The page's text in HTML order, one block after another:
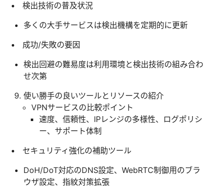
検出技術の普及状況
多くの大手サービスは検出機構を定期的に更新
成功/失敗の要因
検出回避の難易度は利用環境と検出技術の組み合わ
せ次第
使い勝手の良いツールとリソースの紹介
VPNサービスの比較ポイント
速度、信頼性、IPレンジの多様性、ログポリシ
ー、サポート体制
セキュリティ強化の補助ツール
DoH/DoT対応のDNS設定、WebRTC制御用のブラ
ウザ設定、指紋対策拡張